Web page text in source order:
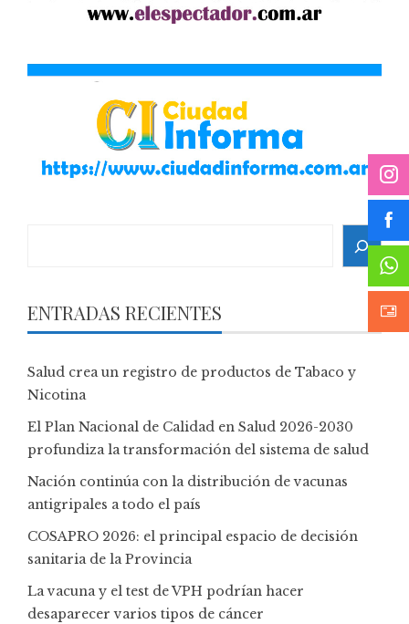
ENTRADAS RECIENTES
Salud crea un registro de productos de Tabaco y
Nicotina
El Plan Nacional de Calidad en Salud 2026-2030
profundiza la transformación del sistema de salud
Nación continúa con la distribución de vacunas
antigripales a todo el país
COSAPRO 2026: el principal espacio de decisión
sanitaria de la Provincia
La vacuna y el test de VPH podrían hacer
desaparecer varios tipos de cáncer